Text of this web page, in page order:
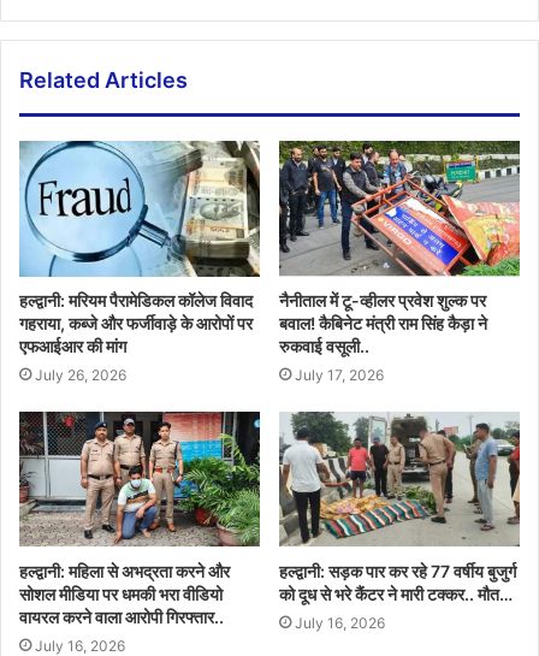
Related Articles
हल्द्वानी: मरियम पैरामेडिकल कॉलेज विवाद
गहराया, कब्जे और फर्जीवाड़े के आरोपों पर
एफआईआर की मांग
July 26, 2026
नैनीताल में टू-व्हीलर प्रवेश शुल्क पर
बवाल! कैबिनेट मंत्री राम सिंह कैड़ा ने
रुकवाई वसूली..
July 17, 2026
हल्द्वानी: महिला से अभद्रता करने और
सोशल मीडिया पर धमकी भरा वीडियो
वायरल करने वाला आरोपी गिरफ्तार..
July 16, 2026
हल्द्वानी: सड़क पार कर रहे 77 वर्षीय बुजुर्ग
को दूध से भरे कैंटर ने मारी टक्कर.. मौत…
July 16, 2026